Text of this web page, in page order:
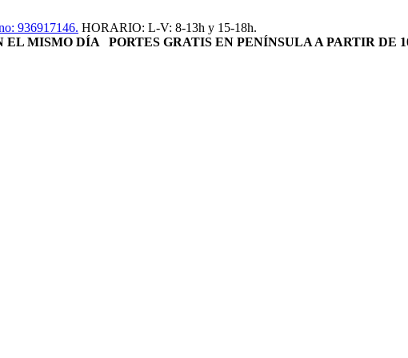
936917146. HORARIO: L-V: 8-13h y 15-18h.
EL MISMO DÍA PORTES GRATIS EN PENÍNSULA A PARTIR DE